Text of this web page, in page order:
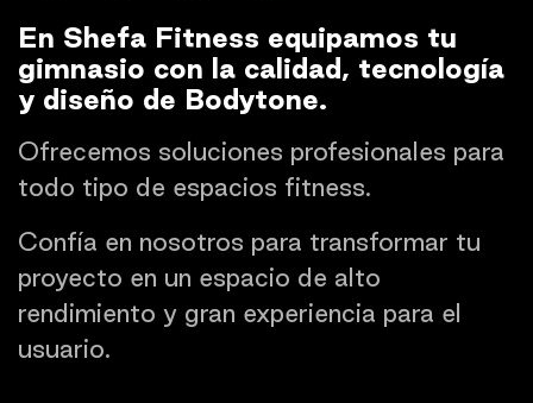
En Shefa Fitness equipamos tu
gimnasio con la calidad, tecnología
y diseño de Bodytone.
Ofrecemos soluciones profesionales para
todo tipo de espacios fitness.
Confía en nosotros para transformar tu
proyecto en un espacio de alto
rendimiento y gran experiencia para el
usuario.